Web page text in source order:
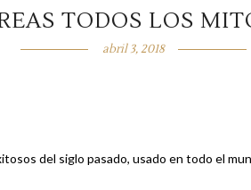
TODOS LOS
abril 3, 2018
del siglo pasado, usado en todo el